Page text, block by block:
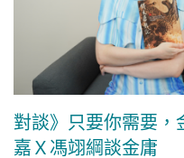
對談》只要你需要
嘉Ｘ馮翊綱談金庸